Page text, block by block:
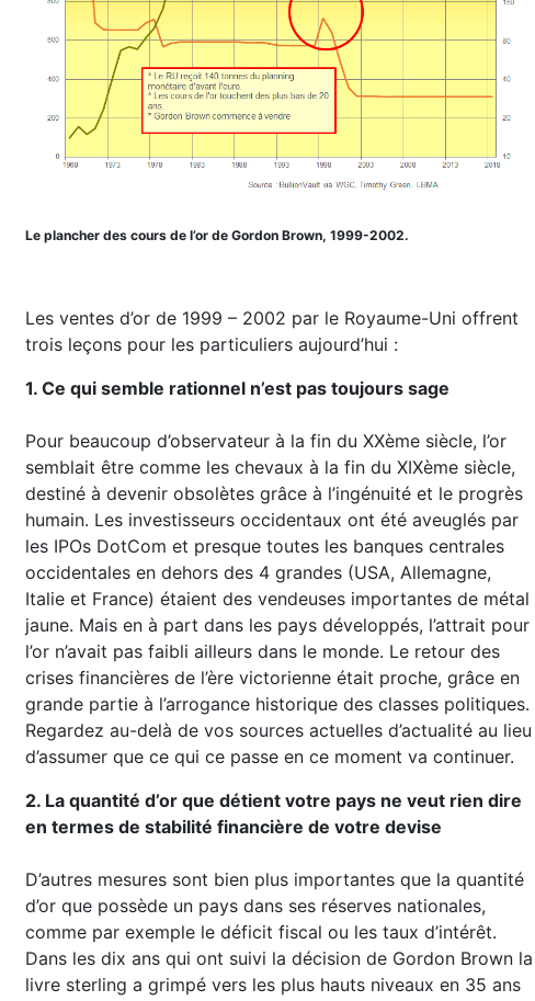
Le plancher des cours de l’or de Gordon Brown, 1999-2002.
Les ventes d’or de 1999 – 2002 par le Royaume-Uni offrent
trois leçons pour les particuliers aujourd’hui :
1. Ce qui semble rationnel n’est pas toujours sage
Pour beaucoup d’observateur à la fin du XXème siècle, l’or
semblait être comme les chevaux à la fin du XIXème siècle,
destiné à devenir obsolètes grâce à l’ingénuité et le progrès
humain. Les investisseurs occidentaux ont été aveuglés par
les IPOs DotCom et presque toutes les banques centrales
occidentales en dehors des 4 grandes (USA, Allemagne,
Italie et France) étaient des vendeuses importantes de métal
jaune. Mais en à part dans les pays développés, l’attrait pour
l’or n’avait pas faibli ailleurs dans le monde. Le retour des
crises financières de l’ère victorienne était proche, grâce en
grande partie à l’arrogance historique des classes politiques.
Regardez au-delà de vos sources actuelles d’actualité au lieu
d’assumer que ce qui ce passe en ce moment va continuer.
2. La quantité d’or que détient votre pays ne veut rien dire
en termes de stabilité financière de votre devise
D’autres mesures sont bien plus importantes que la quantité
d’or que possède un pays dans ses réserves nationales,
comme par exemple le déficit fiscal ou les taux d’intérêt.
Dans les dix ans qui ont suivi la décision de Gordon Brown la
livre sterling a grimpé vers les plus hauts niveaux en 35 ans